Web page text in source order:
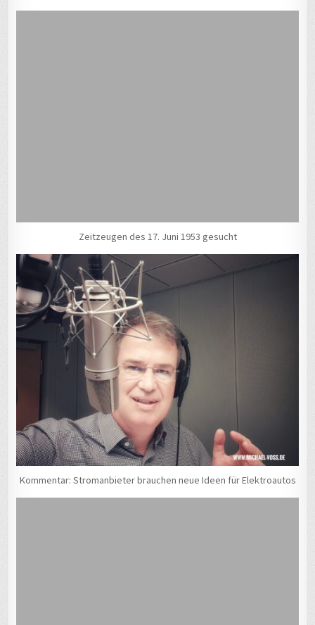
Zeitzeugen des 17. Juni 1953 gesucht
Kommentar: Stromanbieter brauchen neue Ideen für Elektroautos